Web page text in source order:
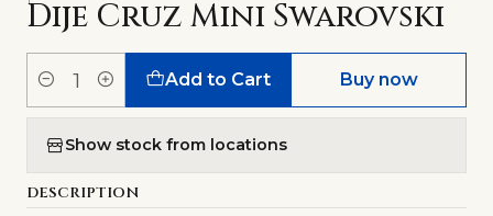
Dije Cruz Mini Swarovski
Quantity
Add to Cart Buy now
Show stock from locations
DESCRIPTION